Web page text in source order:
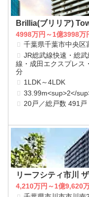
Brillia(ブリリア)
4998万円～1億3998万
千葉県千葉市中央区
JR総武線快速・総
線・成田エクスプレス
分
1LDK～4LDK
33.99m<sup>2</
20戸／総戸数 491戸
リーフシティ市川
4,210万円～1億9,620